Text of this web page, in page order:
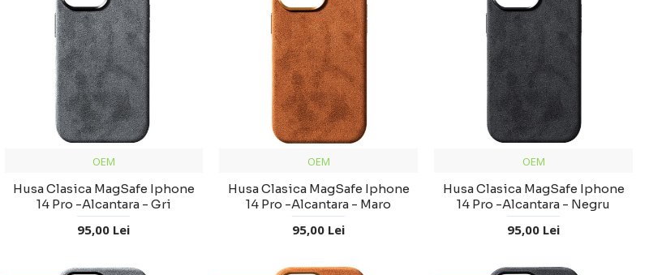
OEM
Husa Clasica MagSafe Iphone
14 Pro -Alcantara - Gri
95,00 Lei
OEM
Husa Clasica MagSafe Iphone
14 Pro -Alcantara - Maro
95,00 Lei
OEM
Husa Clasica MagSafe Iphone
14 Pro -Alcantara - Negru
95,00 Lei